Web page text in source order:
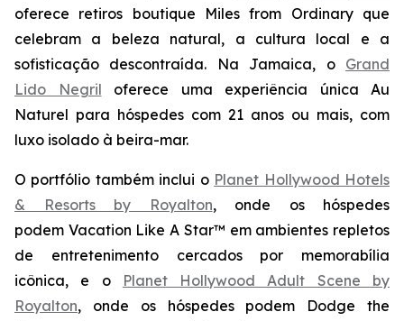
oferece retiros boutique Miles from Ordinaryque
celebram a beleza natural, a cultura local e a
sofisticação descontraída. Na Jamaica, o Grand
Lido Negril oferece uma experiência única Au
Naturel para hóspedes com 21 anos ou mais, com
luxo isolado à beira-mar.
O portfólio também inclui o Planet Hollywood Hotels
& Resorts by Royalton, onde os hóspedes
podem Vacation Like A Star™ em ambientes repletos
de entretenimento cercados por memorabília
icônica, e o
Planet Hollywood Adult Scene by
Royalton, onde os hóspedes podem Dodge the